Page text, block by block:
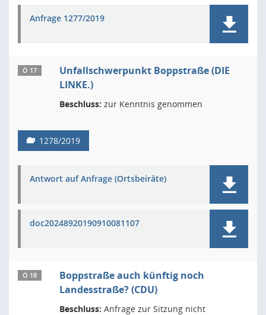
Anfrage 1277/2019
Ö 17
Unfallschwerpunkt Boppstraße (DIE
LINKE.)
Beschluss: zur Kenntnis genommen
1278/2019
Antwort auf Anfrage (Ortsbeiräte)
doc20248920190910081107
Ö 18
Boppstraße auch künftig noch
Landesstraße? (CDU)
Beschluss: Anfrage zur Sitzung nicht